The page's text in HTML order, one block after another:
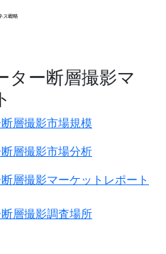
ター断層撮影マ
層撮影市場規模
層撮影市場分析
層撮影マーケットレポート
層撮影調査場所